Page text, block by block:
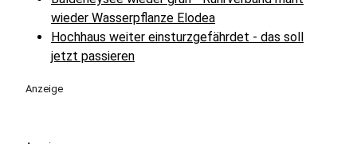
wieder Wasserpflanze Elodea
Hochhaus weiter einsturzgefährdet - das soll
jetzt passieren
Anzeige